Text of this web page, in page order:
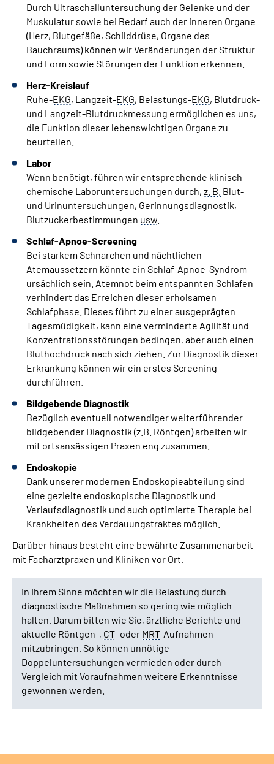
Durch Ultraschalluntersuchung der Gelenke und der
Muskulatur sowie bei Bedarf auch der inneren Organe
(Herz, Blutgefäße, Schilddrüse, Organe des
Bauchraums) können wir Veränderungen der Struktur
und Form sowie Störungen der Funktion erkennen.
Herz-Kreislauf
Ruhe-EKG, Langzeit-EKG, Belastungs-EKG, Blutdruck-
und Langzeit-Blutdruckmessung ermöglichen es uns,
die Funktion dieser lebenswichtigen Organe zu
beurteilen.
Labor
Wenn benötigt, führen wir entsprechende klinisch-
chemische Laboruntersuchungen durch, z. B. Blut-
und Urinuntersuchungen, Gerinnungsdiagnostik,
Blutzuckerbestimmungen usw
Schlaf-Apnoe-Screening
Bei starkem Schnarchen und nächtlichen
Atemaussetzern könnte ein Schlaf-Apnoe-Syndrom
ursächlich sein. Atemnot beim entspannten Schlafen
verhindert das Erreichen dieser erholsamen
Schlafphase. Dieses führt zu einer ausgeprägten
Tagesmüdigkeit, kann eine verminderte Agilität und
Konzentrationsstörungen bedingen, aber auch einen
Bluthochdruck nach sich ziehen. Zur Diagnostik dieser
Erkrankung können wir ein erstes Screening
durchführen.
Bildgebende Diagnostik
Bezüglich eventuell notwendiger weiterführender
bildgebender Diagnostik (z.B. Röntgen) arbeiten wir
mit ortsansässigen Praxen eng zusammen.
Endoskopie
Dank unserer modernen Endoskopieabteilung sind
eine gezielte endoskopische Diagnostik und
Verlaufsdiagnostik und auch optimierte Therapie bei
Krankheiten des Verdauungstraktes möglich.
Darüber hinaus besteht eine bewährte Zusammenarbeit
mit Facharztpraxen und Kliniken vor Ort.
In Ihrem Sinne möchten wir die Belastung durch
diagnostische Maßnahmen so gering wie möglich
halten. Darum bitten wie Sie, ärztliche Berichte und
aktuelle Röntgen-, CT- oder MRT-Aufnahmen
mitzubringen. So können unnötige
Doppeluntersuchungen vermieden oder durch
Vergleich mit Voraufnahmen weitere Erkenntnisse
gewonnen werden.